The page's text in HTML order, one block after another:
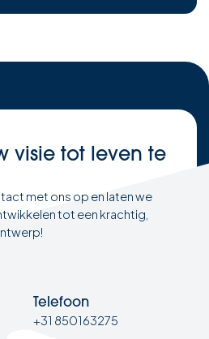
visie tot leven te
met ons op en laten we
tot een krachtig,
Telefoon
+31 850163275